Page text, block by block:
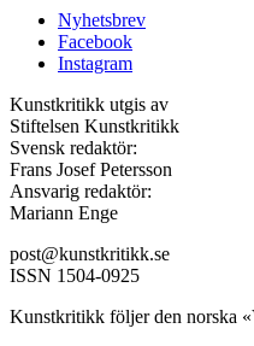
Nyhetsbrev
Facebook
Instagram
Kunstkritikk utgis av
Stiftelsen Kunstkritikk
Svensk redaktör:
Frans Josef Petersson
Ansvarig redaktör:
Mariann Enge
post@kunstkritikk.se
ISSN 1504-0925
Kunstkritikk följer den norska